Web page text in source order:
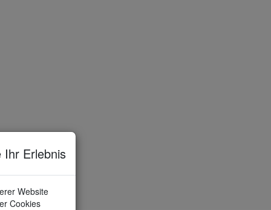
Ihr Erlebnis
Website
Cookies